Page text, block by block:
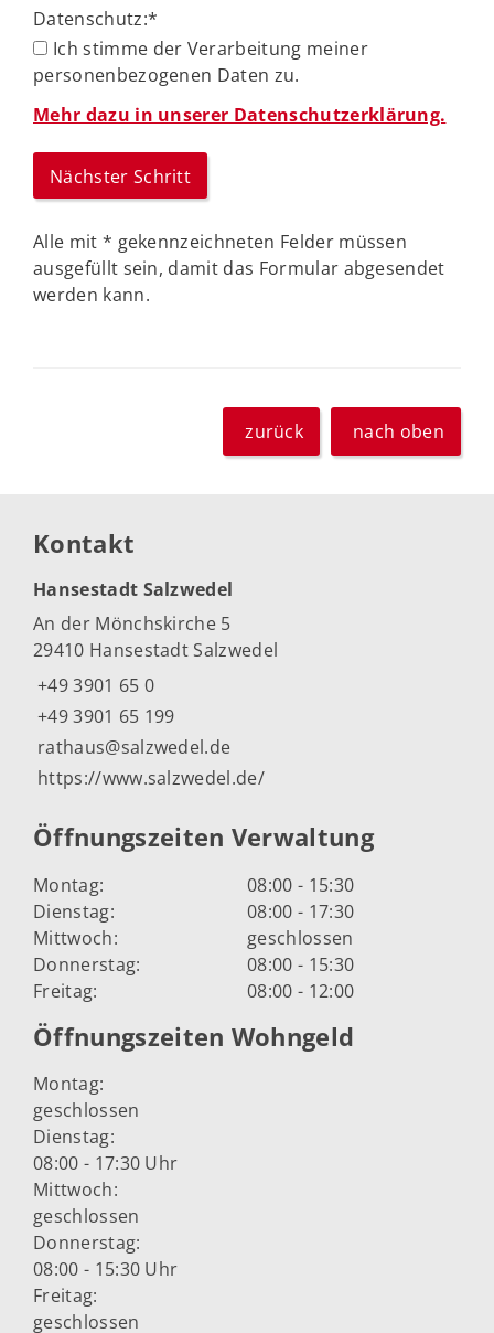
Datenschutz:*
Ich stimme der Verarbeitung meiner
personenbezogenen Daten zu.
Mehr dazu in unserer Datenschutzerklärung.
Alle mit * gekennzeichneten Felder müssen
ausgefüllt sein, damit das Formular abgesendet
werden kann.
zurück nach oben
Kontakt
Hansestadt Salzwedel
An der Mönchskirche 5
29410 Hansestadt Salzwedel
+49 3901 65 0
+49 3901 65 199
rathaus@salzwedel.de
https://www.salzwedel.de/
Öffnungszeiten Verwaltung
Montag:
08:00 - 15:30
Dienstag:
08:00 - 17:30
Mittwoch:
geschlossen
Donnerstag:
08:00 - 15:30
Freitag:
08:00 - 12:00
Öffnungszeiten Wohngeld
Montag:
geschlossen
Dienstag:
08:00 - 17:30 Uhr
Mittwoch:
geschlossen
Donnerstag:
08:00 - 15:30 Uhr
Freitag:
geschlossen